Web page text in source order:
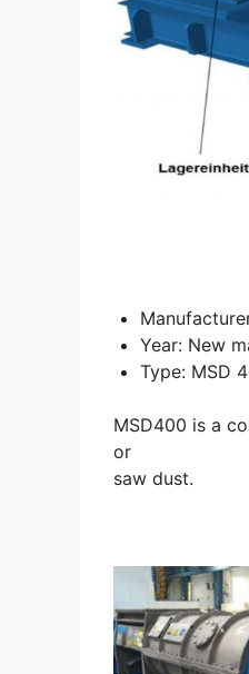
Year: New
Type: MSD
MSD400 is a
or
saw dust.